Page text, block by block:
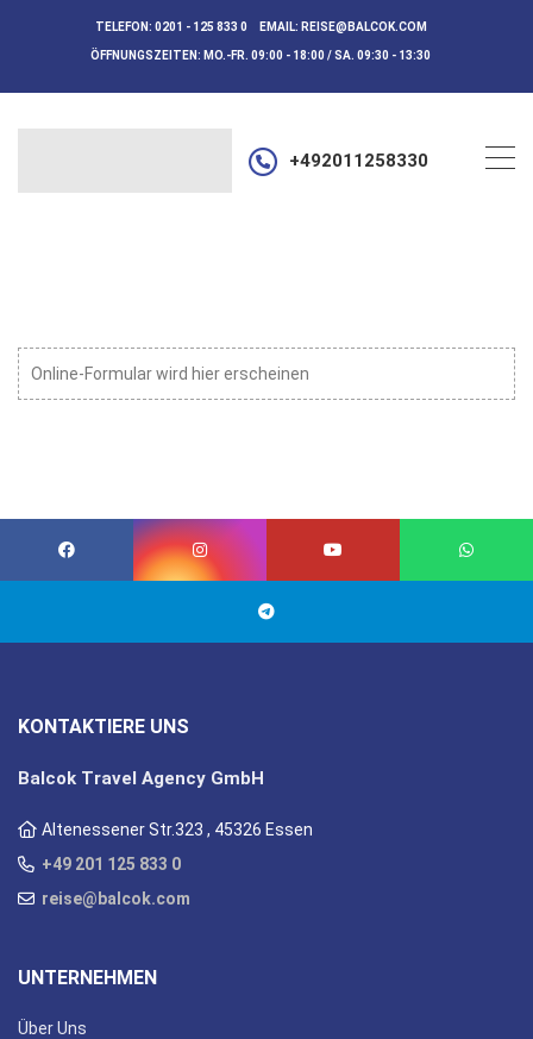
TELEFON: 0201 - 125 833 0 EMAIL: REISE@BALCOK.COM
ÖFFNUNGSZEITEN: MO.-FR. 09:00 - 18:00 / SA. 09:30 - 13:30
+492011258330
Online-Formular wird hier erscheinen
KONTAKTIERE UNS
Balcok Travel Agency GmbH
Altenessener Str.323 , 45326 Essen
+49 201 125 833 0
reise@balcok.com
UNTERNEHMEN
Über Uns